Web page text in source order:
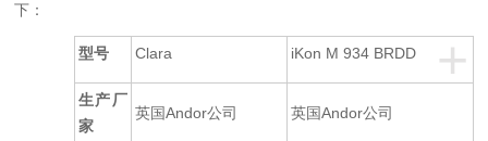
下：
+
型号 Clara iKon M 934 BRDD
生产厂
家
英国Andor公司 英国Andor公司